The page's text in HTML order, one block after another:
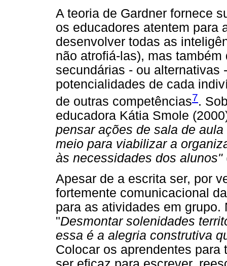
A teoria de Gardner fornece
os educadores atentem para
desenvolver todas as
não atrofiá-las), mas
secundárias - ou alternativas
potencialidades de cada
de outras competências7.
educadora Kátia Smole
pensar ações de sala de
meio para viabilizar a
às necessidades dos alunos"
Apesar de a escrita ser, por
fortemente comunicacional
para as atividades em
"Desmontar solenidades
essa é a alegria construtiva
Colocar os aprendentes